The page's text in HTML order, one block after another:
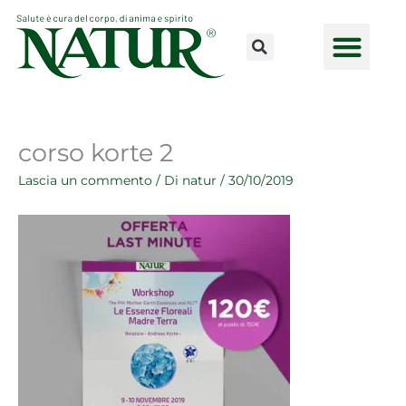
contenuto
corso korte 2
Lascia un commento / Di natur / 30/10/2019